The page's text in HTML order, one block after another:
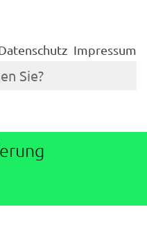
Impressum